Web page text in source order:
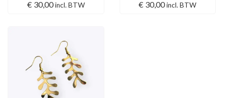
€30,00 incl. BTW € 30,00incl. BTW